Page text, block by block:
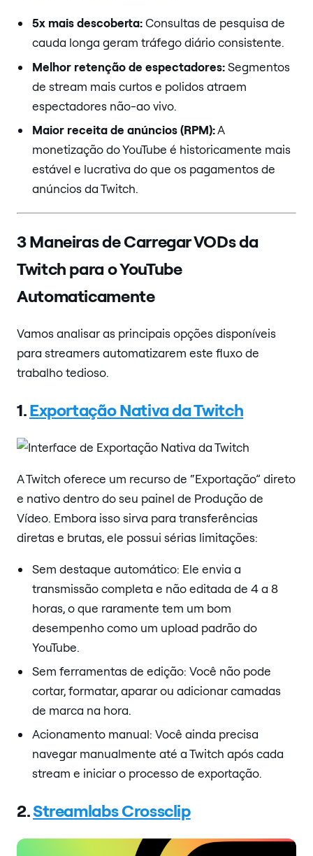
5x mais descoberta:Consultas de pesquisa de
cauda longa geram tráfego diário consistente.
Melhor retenção de espectadores:Segmentos
de stream mais curtos e polidos atraem
espectadores não-ao vivo.
Maior receita de anúncios (RPM):A
monetização do YouTube é historicamente mais
estável e lucrativa do que os pagamentos de
anúncios da Twitch.
3 Maneiras de Carregar VODs da
Twitch para o YouTube
Automaticamente
Vamos analisar as principais opções disponíveis
para streamers automatizarem este fluxo de
trabalho tedioso.
1.Exportação Nativa da Twitch
A Twitch oferece um recurso de “Exportação” direto
e nativo dentro do seu painel de Produção de
Vídeo. Embora isso sirva para transferências
diretas e brutas, ele possui sérias limitações:
Sem destaque automático: Ele envia a
transmissão completa e não editada de 4 a 8
horas, o que raramente tem um bom
desempenho como um upload padrão do
YouTube.
Sem ferramentas de edição: Você não pode
cortar, formatar, aparar ou adicionar camadas
de marca na hora.
Acionamento manual: Você ainda precisa
navegar manualmente até a Twitch após cada
stream e iniciar o processo de exportação.
2.Streamlabs Crossclip